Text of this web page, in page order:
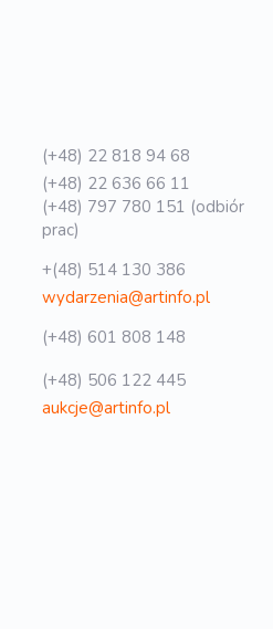
(+48) 22 818 94 68
(+48) 22 636 66 11
(+48) 797 780 151 (odbiór
prac)
+(48) 514 130 386
wydarzenia@artinfo.pl
(+48) 601 808 148
(+48) 506 122 445
aukcje@artinfo.pl